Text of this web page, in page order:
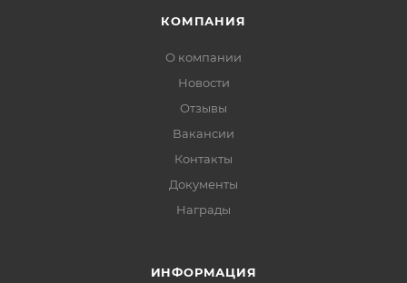
КОМПАНИЯ
О компании
Новости
Отзывы
Вакансии
Контакты
Документы
Награды
ИНФОРМАЦИЯ